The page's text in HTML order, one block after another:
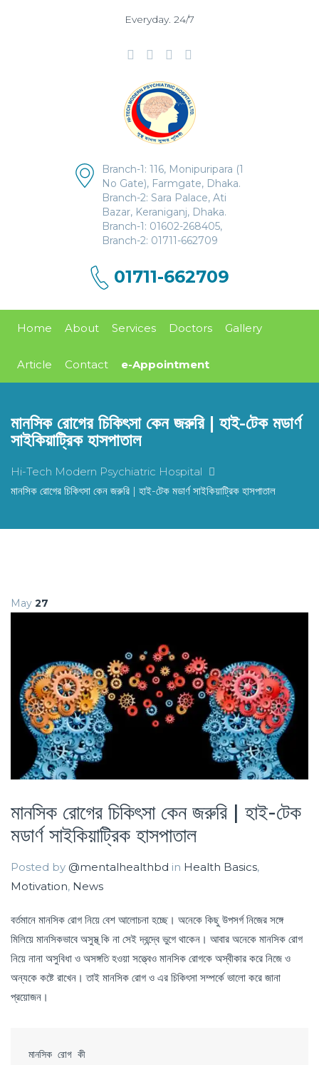
Everyday. 24/7
Branch-1: 116, Monipuripara (1
No Gate), Farmgate, Dhaka.
Branch-2: Sara Palace, Ati
Bazar, Keraniganj, Dhaka.
Branch-1: 01602-268405,
Branch-2: 01711-662709
01711-662709
Home About Services Doctors Gallery
Article Contact e-Appointment
মানসিক রোগের চিকিৎসা কেন জরুরি | হাই-টেক মডার্ণ
সাইকিয়াট্রিক হাসপাতাল
Hi-Tech Modern Psychiatric Hospital
মানসিক রোগের চিকিৎসা কেন জরুরি | হাই-টেক মডার্ণ সাইকিয়াট্রিক হাসপাতাল
May 27
মানসিক রোগের চিকিৎসা কেন জরুরি | হাই-টেক
মডার্ণ সাইকিয়াট্রিক হাসপাতাল
Posted by @mentalhealthbd in Health Basics,
Motivation, News
বর্তমানে মানসিক রোগ নিয়ে বেশ আলোচনা হচ্ছে। অনেকে কিছু উপসর্গ নিজের সঙ্গে
মিলিয়ে মানসিকভাবে অসুস্থ্ কি না সেই দ্বন্দ্বে ভুগে থাকেন। আবার অনেকে মানসিক রোগ
নিয়ে নানা অসুবিধা ও অসঙ্গতি হওয়া সত্ত্বেও মানসিক রোগকে অস্বীকার করে নিজে ও
অন্যকে কষ্টে রাখেন। তাই মানসিক রোগ ও এর চিকিৎসা সম্পর্কে ভালো করে জানা
প্রয়োজন।
মানসিক রোগ কী